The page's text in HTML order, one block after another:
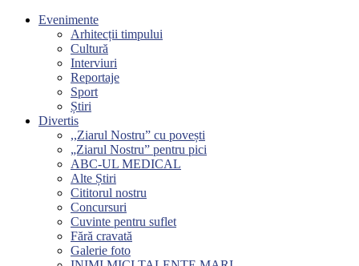
Evenimente
Arhitecții timpului
Cultură
Interviuri
Reportaje
Sport
Știri
Divertis
,,Ziarul Nostru” cu povești
„Ziarul Nostru” pentru pici
ABC-UL MEDICAL
Alte Știri
Cititorul nostru
Concursuri
Cuvinte pentru suflet
Fără cravată
Galerie foto